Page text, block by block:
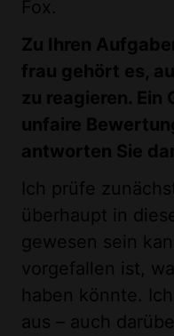
Fox.
Zu Ihren
frau gehört es,
zu reagieren. Ein
unfaire
antworten Sie
Ich prüfe
überhaupt in
gewesen sein
vorgefallen ist,
haben könnte.
aus – auch